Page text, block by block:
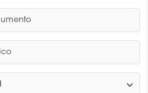
expand_more